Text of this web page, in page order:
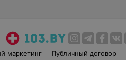
маркетинг Публичный договор